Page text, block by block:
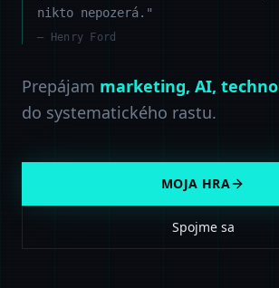
nikto nepozerá."
— Henry Ford
Prepájam marketing, AI,
do systematického rastu.
MOJA HRA
Spojme sa